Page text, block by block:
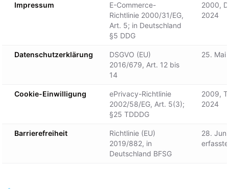
Impressum
E-Commerce-
Richtlinie 2000/31/EG,
Art. 5; in Deutschland
§5 DDG
2000,
2024
Datenschutzerklärung
DSGVO (EU)
2016/679, Art. 12 bis
14
25. Mai
Cookie-Einwilligung
ePrivacy-Richtlinie
2002/58/EG, Art. 5(3);
§25 TDDDG
2009,
2024
Barrierefreiheit
Richtlinie (EU)
2019/882, in
Deutschland BFSG
28.